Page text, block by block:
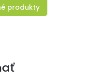
produkty